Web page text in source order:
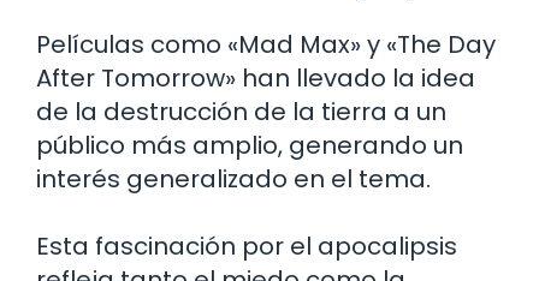
Películas como «Mad Max» y «The Day
After Tomorrow» han llevado la idea
de la destrucción de la tierra a un
público más amplio, generando un
interés generalizado en el tema.
Esta fascinación por el apocalipsis